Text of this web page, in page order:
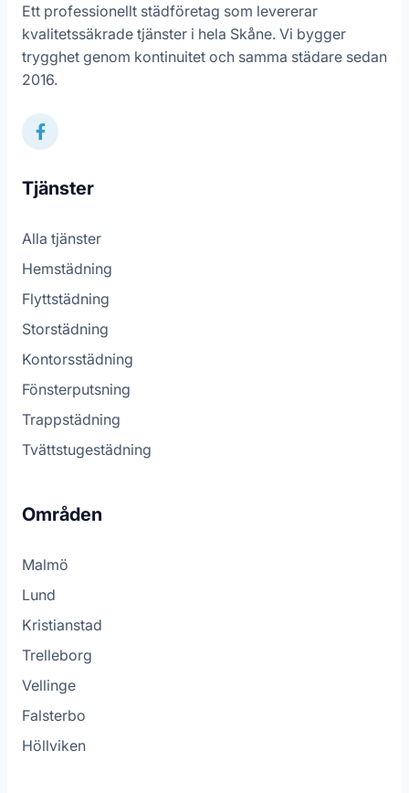
Ett professionellt städföretag som levererar
kvalitetssäkrade tjänster i hela Skåne. Vi bygger
trygghet genom kontinuitet och samma städare sedan
2016.
Tjänster
Alla tjänster
Hemstädning
Flyttstädning
Storstädning
Kontorsstädning
Fönsterputsning
Trappstädning
Tvättstugestädning
Områden
Malmö
Lund
Kristianstad
Trelleborg
Vellinge
Falsterbo
Höllviken